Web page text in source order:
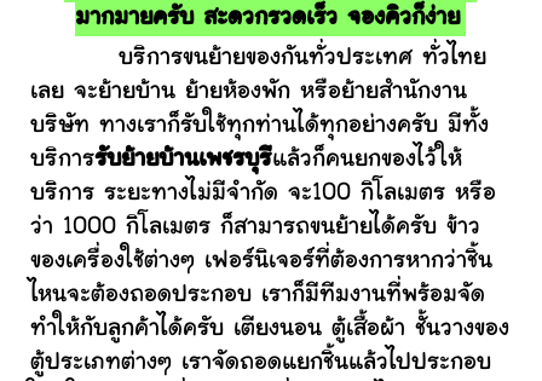
มากมายครับ สะดวกรวดเร็ว จองคิวก็ง่าย
บริการขนย้ายของกันทั่วประเทศ ทั่วไทย
เลย จะย้ายบ้าน ย้ายห้องพัก หรือย้ายสำนักงาน
บริษัท ทางเราก็รับใช้ทุกท่านได้ทุกอย่างครับ มีทั้ง
บริการรับย้ายบ้านเพชรบุรีแล้วก็คนยกของไว้ให้
บริการ ระยะทางไม่มีจำกัด จะ100 กิโลเมตร หรือ
ว่า 1000 กิโลเมตร ก็สามารถขนย้ายได้ครับ ข้าว
ของเครื่องใช้ต่างๆ เฟอร์นิเจอร์ที่ต้องการหากว่าชิ้น
ไหนจะต้องถอดประกอบ เราก็มีทีมงานที่พร้อมจัด
ทำให้กับลูกค้าได้ครับ เตียงนอน ตู้เสื้อผ้า ชั้นวางของ
ตู้ประเภทต่างๆ เราจัดถอดแยกชิ้นแล้วไปประกอบ